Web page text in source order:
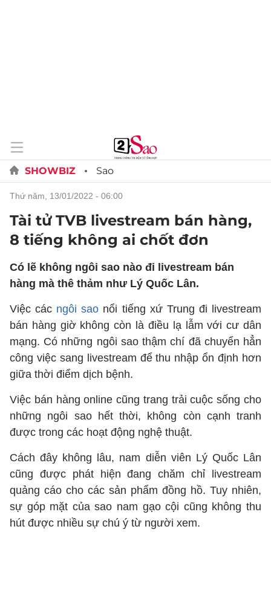
SHOWBIZ Sao
thứ năm, 13/01/2022 - 06:00
Tài tử TVB livestream bán hàng,
8 tiếng không ai chốt đơn
Có lẽ không ngôi sao nào đi livestream bán
hàng mà thê thảm như Lý Quốc Lân.
Việc các ngôi sao nổi tiếng xứ Trung đi livestream
bán hàng giờ không còn là điều lạ lẫm với cư dân
mạng. Có những ngôi sao thậm chí đã chuyển hẳn
công việc sang livestream để thu nhập ổn định hơn
giữa thời điểm dịch bệnh.
Việc bán hàng online cũng trang trải cuộc sống cho
những ngôi sao hết thời, không còn cạnh tranh
được trong các hoạt động nghệ thuật.
Cách đây không lâu, nam diễn viên Lý Quốc Lân
cũng được phát hiện đang chăm chỉ livestream
quảng cáo cho các sản phẩm đồng hồ. Tuy nhiên,
sự góp mặt của sao nam gạo cội cũng không thu
hút được nhiều sự chú ý từ người xem.